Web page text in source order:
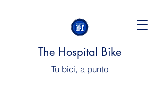
The Hospital Bike
Tu bici, a punto